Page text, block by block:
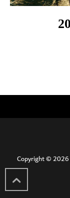
Copyright © 2026